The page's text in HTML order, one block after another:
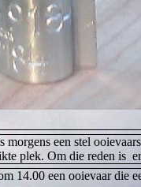
morgens een stel
plek. Om die reden is
14.00 een ooievaar die